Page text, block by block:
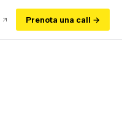
Prenota una call →